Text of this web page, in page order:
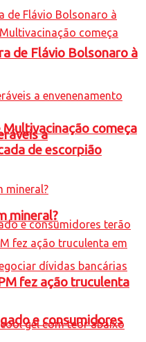
Multivacinação começa
e consumidores
de Flávio Bolsonaro à
a
de escorpião
mineral?
fez ação truculenta